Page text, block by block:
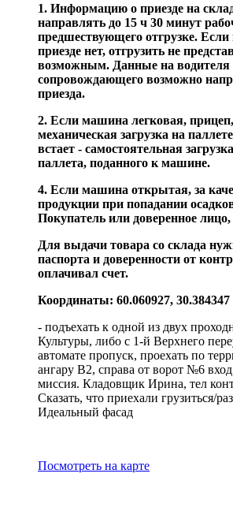
1. Информацию о приезде на
направлять до 15 ч 30 минут
предшествующего отгрузке.
приезде нет, отгрузить не
возможным. Данные на водителя
сопровождающего возможно
приезда.
2. Если машина легковая,
механическая загрузка на
встает - самостоятельная
паллета, поданного к машине.
4. Если машина открытая, за
продукции при попадании
Покупатель или доверенное
Для выдачи товара со склада
паспорта и доверенности от
оплачивал счет.
Координаты: 60.060927, 30.384347
- подъехать к одной из двух
Культуры, либо с 1-й Верхнего
автомате пропуск, проехать по
ангару В2, справа от ворот №6
миссия. Кладовщик Ирина, тел
Сказать, что приехали грузиться/
Идеальный фасад
Посмотреть на карте